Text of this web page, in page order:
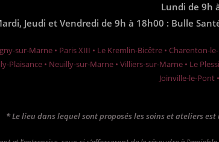
Lundi de 9h
Jeudi et Vendredi de 9h à 18h00 : Bulle
sur-Marne • Paris XIII • Le Kremlin-Bicêtre • Charenton-
Plaisance • Neuilly-sur-Marne • Villiers-sur-Marne • Le
Joinville-le-Pont
* Le lieu dans lequel sont proposés les soins et ateliers